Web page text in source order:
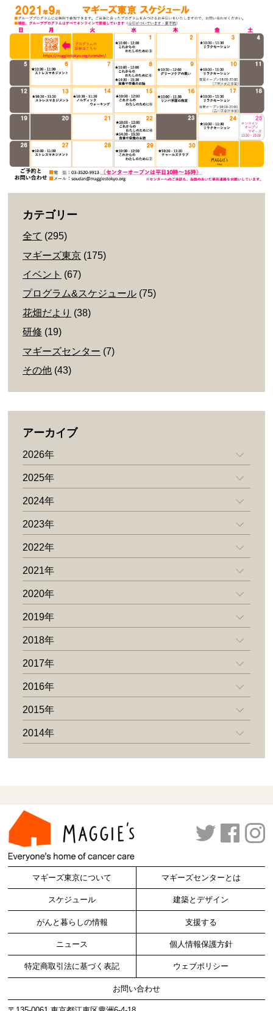
カテゴリー
全て (295)
マギーズ東京 (175)
イベント (67)
プログラム&スケジュール (75)
花畑だより (38)
研修 (19)
マギーズセンター (7)
その他 (43)
アーカイブ
2026年
2025年
2024年
2023年
2022年
2021年
2020年
2019年
2018年
2017年
2016年
2015年
2014年
マギーズ東京について マギーズセンターとは
スケジュール 建築とデザイン
がんと暮らしの情報 支援する
ニュース 個人情報保護方針
特定商取引法に基づく表記 ウェブポリシー
お問い合わせ